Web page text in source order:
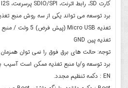
کارت SD، رابط اترنت، SDIO/SPI پرسرعت، UART، I2S و I2C و غیره است.
برد توسعه می تواند یکی از سه روش منبع
تغذیه پین GND
توجه: حالت های برق فوق را نمی توان
برد توسعه و/یا منبع تغذیه ممکن است آسیب
EN : دکمه تنظیم مجدد.